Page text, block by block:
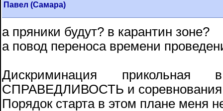
Павел (Самара)
а пряники будут? в карантин зоне?
а повод переноса времени
Дискриминация
СПРАВЕДЛИВОСТЬ и
Порядок старта в этом плане меня